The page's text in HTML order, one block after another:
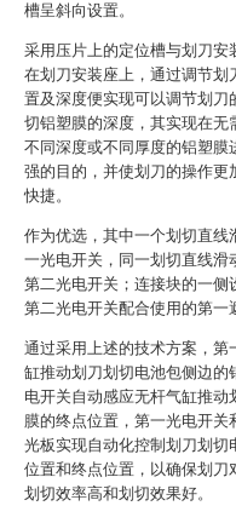
槽呈斜向设置。
采用压片上的定位槽与划刀安
在划刀安装座上，通过调节划
置及深度便实现可以调节划刀
切铝塑膜的深度，其实现在无
不同深度或不同厚度的铝塑膜
强的目的，并使划刀的操作更
快捷。
作为优选，其中一个划切直线
一光电开关，同一划切直线滑
第二光电开关；连接块的一侧
第二光电开关配合使用的第一
通过采用上述的技术方案，第
缸推动划刀划切电池包侧边的
电开关自动感应无杆气缸推动
膜的终点位置，第一光电开关
光板实现自动化控制划刀划切
位置和终点位置，以确保划刀
划切效率高和划切效果好。